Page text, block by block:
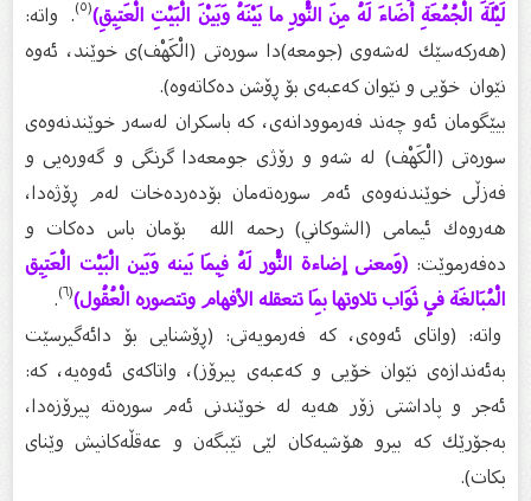
لَيْلَةَ الْجُمُعَةِ أَضَاءَ لَهُ مِنَ النُّورِ ما بَيْنَهُ وَبَيْنَ الْبَيْتِ الْعَتِيقِ)(٥) . واتە:
(هەركەسێك لەشەوى (جومعە)دا سورەتى (الْكَهْف)ى خوێند، ئەوە
نێوان خۆیی و نێوان كەعبەى بۆ ڕۆشن دەكاتەوە).
بیێگومان ئەو چەند فەرموودانەى، كە باسكران لەسەر خوێندنەوەى
سورەتى (الْكَهْف) لە شەو و رۆژى جومعەدا گرنگى و گەورەیی و
فەزڵى خوێندنەوەى ئەم سورەتەمان بۆدەردەخات لەم ڕۆژەدا،
هەروەك ئیمامى (الشوكاني) رحمه الله بۆمان باس دەكات و
دەفەرموێت:(وَمعنى إضاءة النُّور لَهُ فِيمَا بَينه وَبَين الْبَيْت الْعَتِيق
الْمُبَالغَة فِي ثَوَاب تلاوتها بِمَا تتعقله الأفهام وتتصوره الْعُقُول)(٦) .
واتە: (واتاى ئەوەى، كە فەرمویەتى: (ڕۆشنایی بۆ دائەگیرسێت
بەئەندازەى نێوان خۆیی و كەعبەى پیرۆز)، واتاكەى ئەوەیە، كە:
ئەجر و پاداشتى زۆر هەیە لە خوێندنى ئەم سورەتە پیرۆزەدا،
بەجۆرێك كە بیرو هۆشیەكان لێى تێبگەن و عەقڵەكانیش وێناى
بكات).